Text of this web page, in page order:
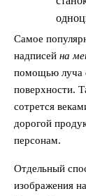
Самое
надписей на
помощью луча
поверхности.
сотрется
дорогой
персонам.
Отдельный
изображения